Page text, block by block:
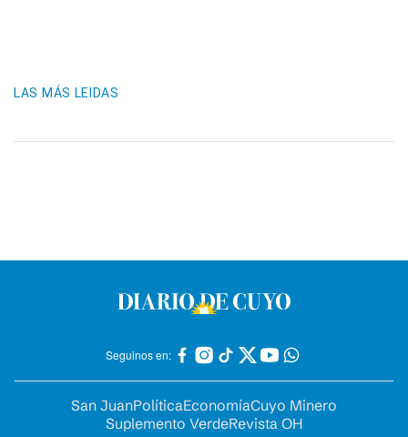
LAS MÁS LEIDAS
Seguinos en:
San JuanPolíticaEconomíaCuyo Minero
Suplemento VerdeRevista OH